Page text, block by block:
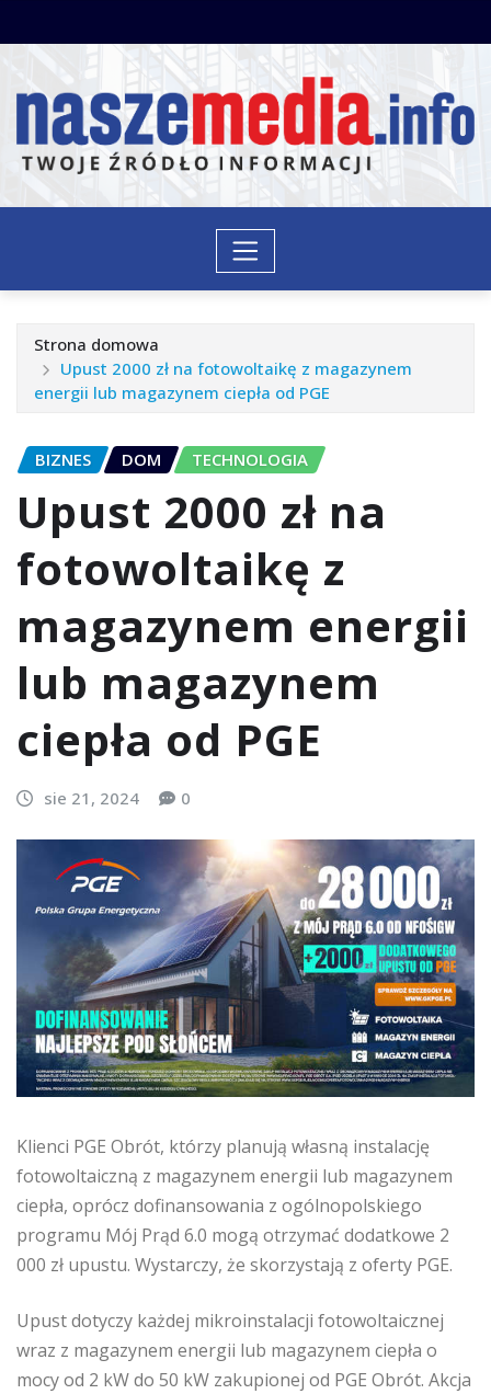
do
Strona domowa
Upust 2000 zł na fotowoltaikę z magazynem
energii lub magazynem ciepła od PGE
BIZNES DOM TECHNOLOGIA
Upust 2000 zł na
fotowoltaikę z
magazynem energii
lub magazynem
ciepła od PGE
sie 21, 2024 0
Klienci PGE Obrót, którzy planują własną instalację
fotowoltaiczną z magazynem energii lub magazynem
ciepła, oprócz dofinansowania z ogólnopolskiego
programu Mój Prąd 6.0 mogą otrzymać dodatkowe 2
000 zł upustu. Wystarczy, że skorzystają z oferty PGE.
Upust dotyczy każdej mikroinstalacji fotowoltaicznej
wraz z magazynem energii lub magazynem ciepła o
mocy od 2 kW do 50 kW zakupionej od PGE Obrót. Akcja